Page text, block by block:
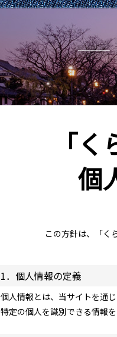
「
個
この方針は、「く
1．個人情報の定義
個人情報とは、当サイトを通
特定の個人を識別できる情報を